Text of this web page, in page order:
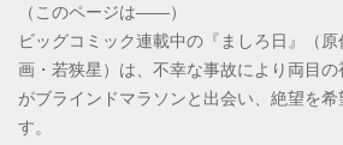
（このページは――）
ビッグコミック連載中の『ましろ日』（
画・若狭星）は、不幸な事故により両目
がブラインドマラソンと出会い、絶望を
す。